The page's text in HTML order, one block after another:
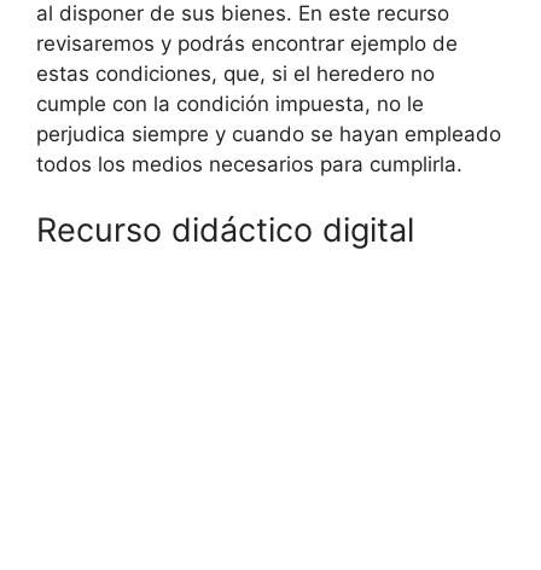
al disponer de sus bienes. En este recurso
revisaremos y podrás encontrar ejemplo de
estas condiciones, que, si el heredero no
cumple con la condición impuesta, no le
perjudica siempre y cuando se hayan empleado
todos los medios necesarios para cumplirla.
Recurso didáctico digital